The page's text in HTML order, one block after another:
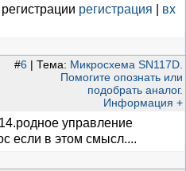
регистрация
вх
#6 | Тема: Микросхема SN117D.
Помогите опознать или
подобрать аналог.
Информация +
управление
если в этом смысл....